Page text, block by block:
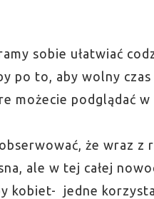
sobie ułatwiać
po to, aby wolny
możecie podglądać w
że wraz
ale w tej całej
kobiet- jedne